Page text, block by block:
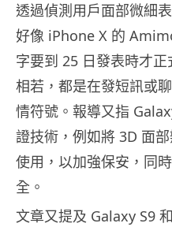
透過偵測用戶面部微細
好像 iPhone X 的
字要到 25 日發表時才
相若，都是在發短訊或
情符號。報導又指
證技術，例如將 3D 面
使用，以加強保安，同
全。
文章又提及 Galaxy S9